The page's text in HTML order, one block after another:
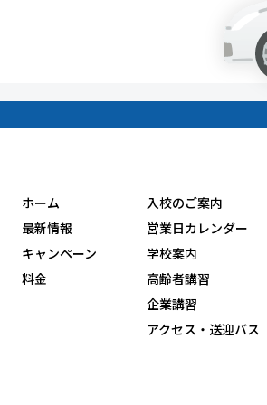
ホーム
最新情報
キャンペーン
料金
入校のご案内
営業日カレンダー
学校案内
高齢者講習
企業講習
アクセス・送迎バス